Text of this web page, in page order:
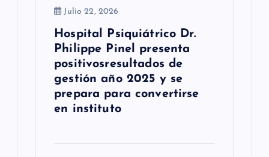
Julio 22, 2026
Hospital Psiquiátrico Dr.
Philippe Pinel presenta
positivosresultados de
gestión año 2025 y se
prepara para convertirse
en instituto